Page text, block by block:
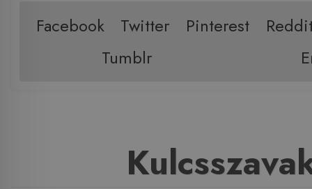
Facebook Twitter Pinterest
Tumblr